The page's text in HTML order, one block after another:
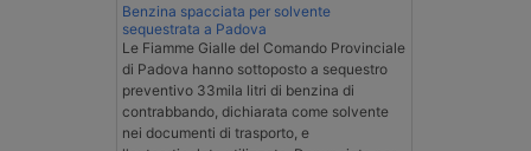
Benzina spacciata per solvente
sequestrata a Padova
Le Fiamme Gialle del Comando Provinciale
di Padova hanno sottoposto a sequestro
preventivo 33mila litri di benzina di
contrabbando, dichiarata come solvente
nei documenti di trasporto, e